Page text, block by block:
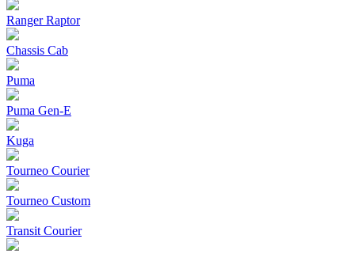
Ranger Raptor
Chassis Cab
Puma
Puma Gen‑E
Kuga
Tourneo Courier
Tourneo Custom
Transit Courier